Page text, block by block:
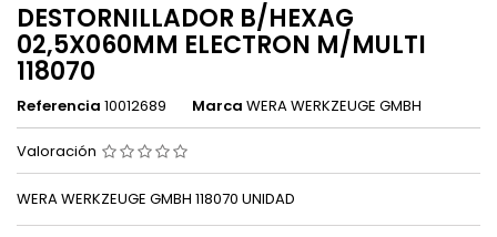
DESTORNILLADOR B/HEXAG
02,5X060MM ELECTRON M/MULTI
118070
Referencia 10012689 Marca WERA WERKZEUGE GMBH
Valoración
WERA WERKZEUGE GMBH 118070 UNIDAD